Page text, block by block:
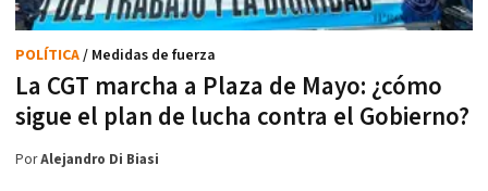
La CGT marcha a Plaza de Mayo: ¿cómo
sigue el plan de lucha contra el Gobierno?
POLÍTICA/ Medidas de fuerza
PorAlejandro Di Biasi